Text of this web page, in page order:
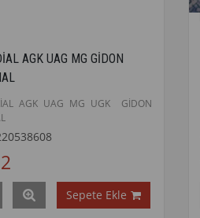
AGK UAG MG GİDON
AGK UAG MG UGK GİDON
Sepete Ekle